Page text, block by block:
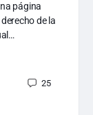
página
de la
25